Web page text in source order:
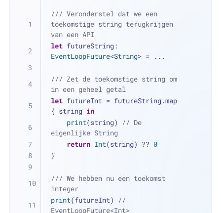
/// Veronderstel dat we een
toekomstige string terugkrijgen
van een API
let
EventLoopFuture<String> = ...
/// Zet de toekomstige string om
in een geheel getal
let futureInt = futureString.map
{ string in
print(string) // De
eigenlijke String
return Int(string) ?? 0
}
/// We hebben nu een toekomst
integer
print(futureInt) //
EventLoopFuture<Int>